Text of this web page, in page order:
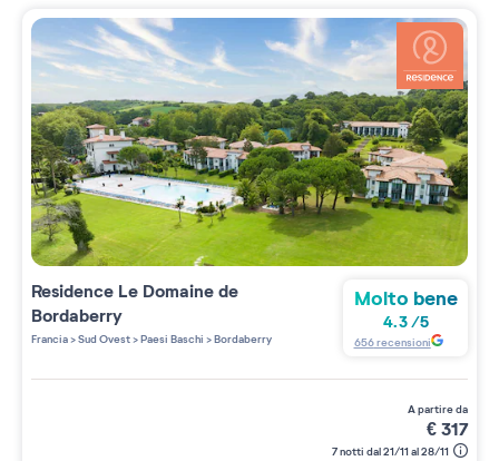
Residence Le Domaine de
Bordaberry
Francia>Sud Ovest>Paesi Baschi >Bordaberry
Molto bene
4.3/5
656recensioni
a partire da
€317
7 notti dal 21/11 al 28/11